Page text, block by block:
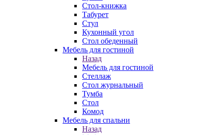
Стол-книжка
Табурет
Стул
Кухонный угол
Стол обеденный
Мебель для гостиной
Назад
Мебель для гостиной
Стеллаж
Стол журнальный
Тумба
Стол
Комод
Мебель для спальни
Назад